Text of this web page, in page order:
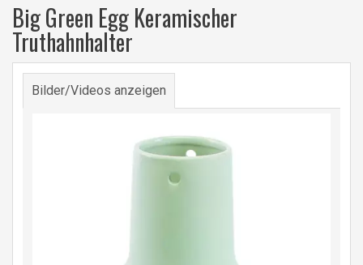
Big Green Egg Keramischer
Truthahnhalter
Bilder/Videos anzeigen